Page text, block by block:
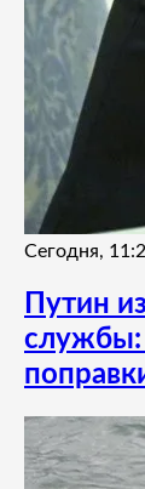
Сегодня,
Путин
службы: